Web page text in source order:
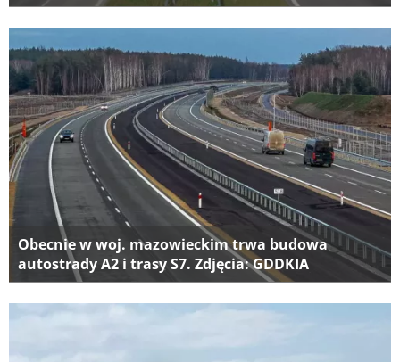
Obecnie w woj. mazowieckim trwa budowa
autostrady A2 i trasy S7. Zdjęcia: GDDKIA